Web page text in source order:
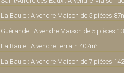
La Baule : A vendre Maison de 5 pièces
Guérande : A vendre Maison de 5 pièces
La Baule : A vendre Terrain 407m²
La Baule : A vendre Maison de 7 pièces